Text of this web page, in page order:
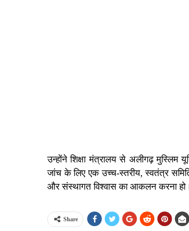
उन्होंने शिक्षा मंत्रालय से अलीगढ़ मुस्लिम
जांच के लिए एक उच्च-स्तरीय, स्वतंत्र
और संस्थागत विश्वास का आकलन करना
Share